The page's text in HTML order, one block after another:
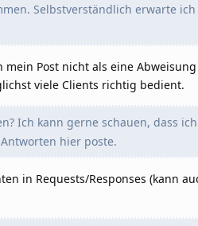
Selbstverständlich erwarte
mein Post nicht als eine
viele Clients richtig bedient.
Ich kann gerne schauen, dass
hier poste.
in Requests/Responses (kann